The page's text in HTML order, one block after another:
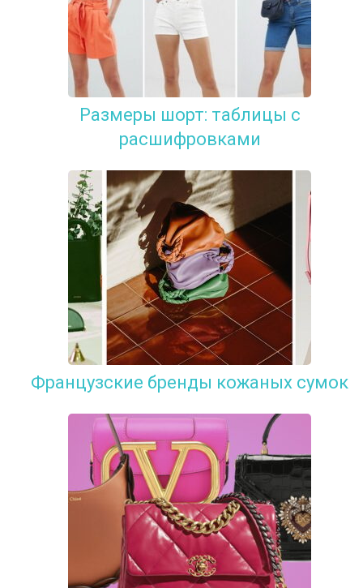
Размеры шорт: таблицы с
расшифровками
Французские бренды кожаных сумок